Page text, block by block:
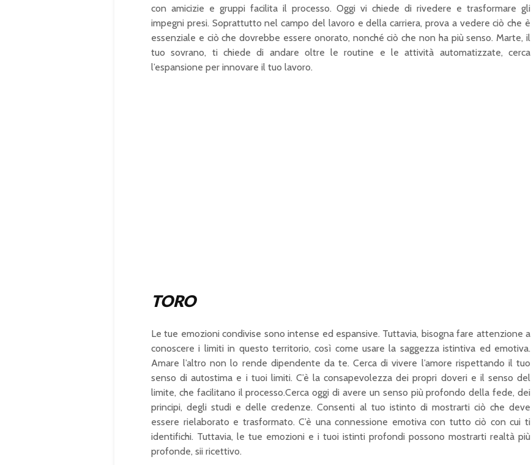
con amicizie e gruppi facilita il processo. Oggi vi chiede di rivedere e trasformare gli
impegni presi. Soprattutto nel campo del lavoro e della carriera, prova a vedere ciò che è
essenziale e ciò che dovrebbe essere onorato, nonché ciò che non ha più senso. Marte, il
tuo sovrano, ti chiede di andare oltre le routine e le attività automatizzate, cerca
l’espansione per innovare il tuo lavoro.
TORO
Le tue emozioni condivise sono intense ed espansive. Tuttavia, bisogna fare attenzione a
conoscere i limiti in questo territorio, così come usare la saggezza istintiva ed emotiva.
Amare l’altro non lo rende dipendente da te. Cerca di vivere l’amore rispettando il tuo
senso di autostima e i tuoi limiti. C’è la consapevolezza dei propri doveri e il senso del
limite, che facilitano il processo.Cerca oggi di avere un senso più profondo della fede, dei
principi, degli studi e delle credenze. Consenti al tuo istinto di mostrarti ciò che deve
essere rielaborato e trasformato. C’è una connessione emotiva con tutto ciò con cui ti
identifichi. Tuttavia, le tue emozioni e i tuoi istinti profondi possono mostrarti realtà più
profonde, sii ricettivo.